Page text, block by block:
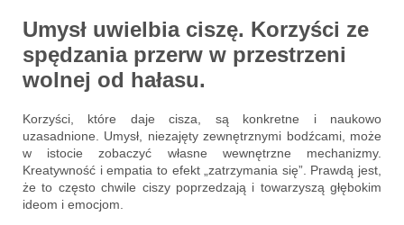
Umysł uwielbia ciszę. Korzyści ze
spędzania przerw w przestrzeni
wolnej od hałasu.
Korzyści, które daje cisza, są konkretne i naukowo
uzasadnione. Umysł, niezajęty zewnętrznymi bodźcami, może
w istocie zobaczyć własne wewnętrzne mechanizmy.
Kreatywność i empatia to efekt „zatrzymania się”. Prawdą jest,
że to często chwile ciszy poprzedzają i towarzyszą głębokim
ideom i emocjom.